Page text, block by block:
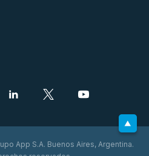
App S.A. Buenos Aires, Argentina.